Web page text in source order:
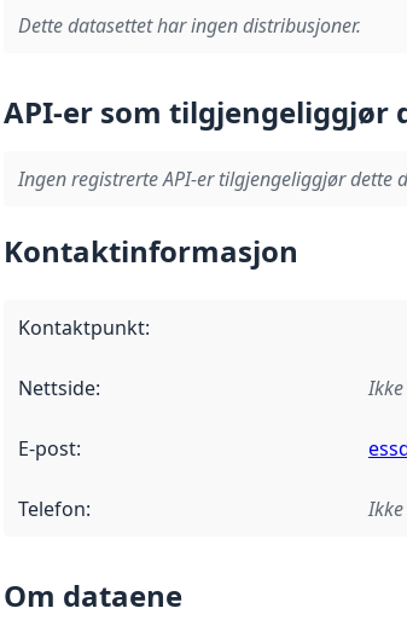
Dette datasettet har ingen distribusjoner.
API-er som tilgjengeliggjør
Ingen registrerte API-er tilgjengeliggjør dette
Kontaktinformasjon
Kontaktpunkt:
Nettside:
E-post:
Telefon:
Om dataene